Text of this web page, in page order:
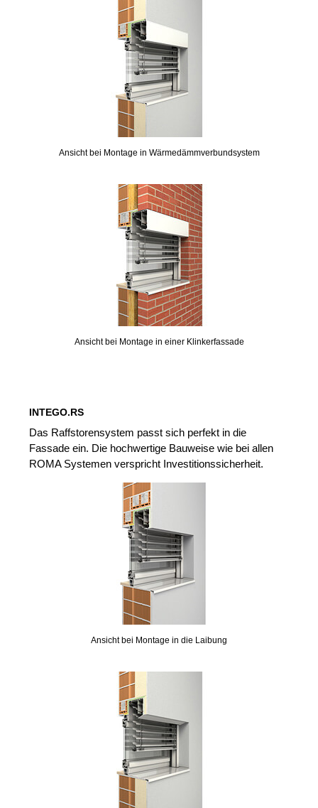
Ansicht bei Montage in Wärmedämmverbundsystem
Ansicht bei Montage in einer Klinkerfassade
INTEGO.RS
Das Raffstorensystem passt sich perfekt in die
Fassade ein. Die hochwertige Bauweise wie bei allen
ROMA Systemen verspricht Investitionssicherheit.
Ansicht bei Montage in die Laibung